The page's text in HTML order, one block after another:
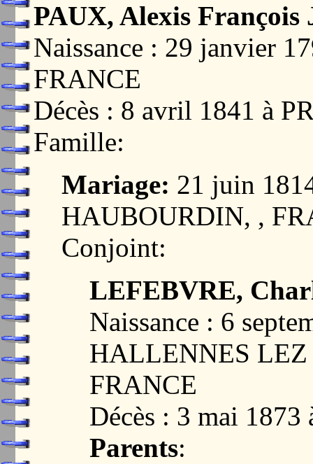
PAUX, Alexis François
Naissance : 29 janvier
FRANCE
Décès : 8 avril 1841 à
Famille:
Mariage: 21 juin
HAUBOURDIN, ,
Conjoint:
LEFEBVRE,
Naissance : 6
HALLENNES
FRANCE
Décès : 3 mai
Parents: